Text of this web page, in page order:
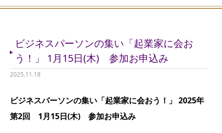
ビジネスパーソンの集い「起業家に会お
う！」 1月15日(木) 参加お申込み
2025.11.18
ビジネスパーソンの集い「起業家に会おう！」 2025年
第2回 1月15日(木) 参加お申込み